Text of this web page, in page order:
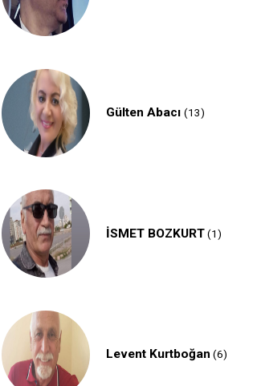
Gülten Abacı (13)
İSMET BOZKURT(1)
Levent Kurtboğan (6)